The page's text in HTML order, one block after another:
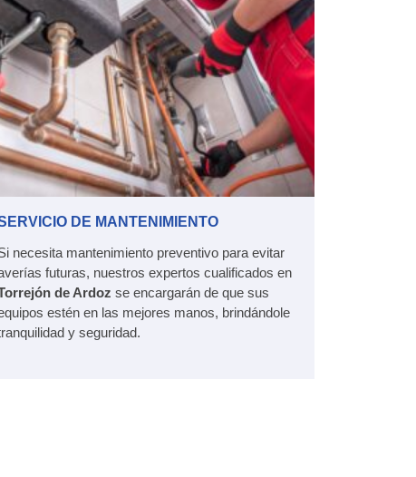
DE MANTENIMIENTO
necesita mantenimiento preventivo para evitar
futuras, nuestros expertos cualificados en
de Ardoz se encargarán de que sus
estén en las mejores manos, brindándole
y seguridad.